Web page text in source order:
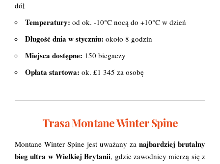
dół
Temperatury: od ok. -10°C nocą do +10°C w dzień
Długość dnia w styczniu: około 8 godzin
Miejsca dostępne: 150 biegaczy
Opłata startowa: ok. £1 345 za osobę
Trasa Montane Winter Spine
Montane Winter Spine jest uważany za najbardziej brutalny
bieg ultra w Wielkiej Brytanii, gdzie zawodnicy mierzą się z